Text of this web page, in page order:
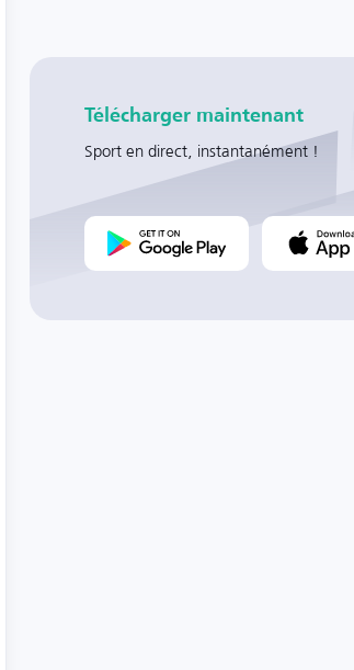
Télécharger maintenant
Sport en direct, instantanément !